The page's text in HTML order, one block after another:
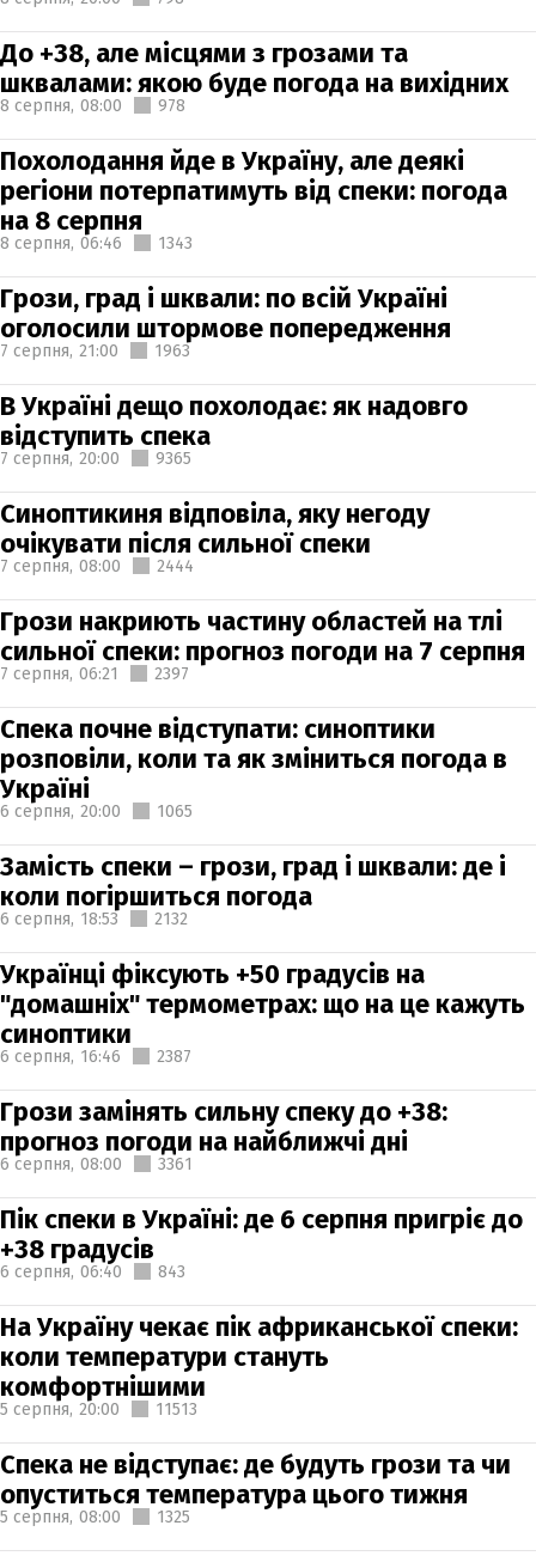
До +38, але місцями з грозами та
шквалами: якою буде погода на вихідних
8 серпня, 08:00 978
Похолодання йде в Україну, але деякі
регіони потерпатимуть від спеки: погода
на 8 серпня
8 серпня, 06:46 1343
Грози, град і шквали: по всій Україні
оголосили штормове попередження
7 серпня, 21:00 1963
В Україні дещо похолодає: як надовго
відступить спека
7 серпня, 20:00 9365
Синоптикиня відповіла, яку негоду
очікувати після сильної спеки
7 серпня, 08:00 2444
Грози накриють частину областей на тлі
сильної спеки: прогноз погоди на 7 серпня
7 серпня, 06:21 2397
Спека почне відступати: синоптики
розповіли, коли та як зміниться погода в
Україні
6 серпня, 20:00 1065
Замість спеки – грози, град і шквали: де і
коли погіршиться погода
6 серпня, 18:53 2132
Українці фіксують +50 градусів на
"домашніх" термометрах: що на це кажуть
синоптики
6 серпня, 16:46 2387
Грози замінять сильну спеку до +38:
прогноз погоди на найближчі дні
6 серпня, 08:00 3361
Пік спеки в Україні: де 6 серпня пригріє до
+38 градусів
6 серпня, 06:40 843
На Україну чекає пік африканської спеки:
коли температури стануть
комфортнішими
5 серпня, 20:00 11513
Спека не відступає: де будуть грози та чи
опуститься температура цього тижня
5 серпня, 08:00 1325